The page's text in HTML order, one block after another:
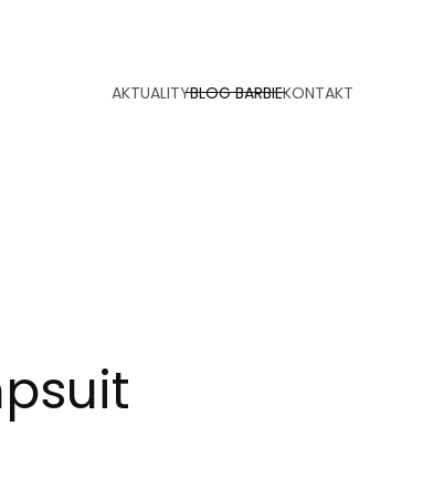
AKTUALITYBLOG BARBIEKONTAKT